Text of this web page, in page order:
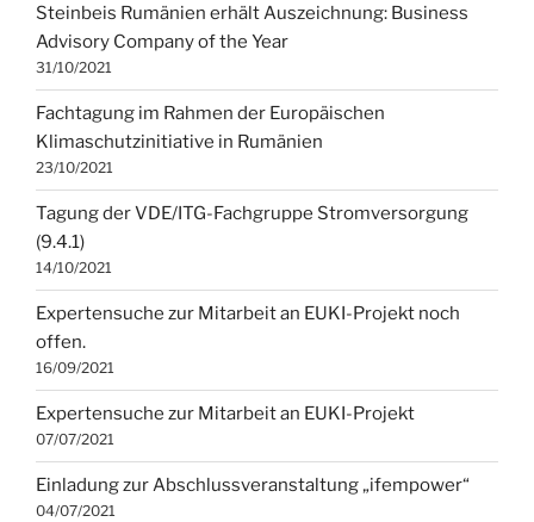
Steinbeis Rumänien erhält Auszeichnung: Business
Advisory Company of the Year
31/10/2021
Fachtagung im Rahmen der Europäischen
Klimaschutzinitiative in Rumänien
23/10/2021
Tagung der VDE/ITG-Fachgruppe Stromversorgung
(9.4.1)
14/10/2021
Expertensuche zur Mitarbeit an EUKI-Projekt noch
offen.
16/09/2021
Expertensuche zur Mitarbeit an EUKI-Projekt
07/07/2021
Einladung zur Abschlussveranstaltung „ifempower“
04/07/2021